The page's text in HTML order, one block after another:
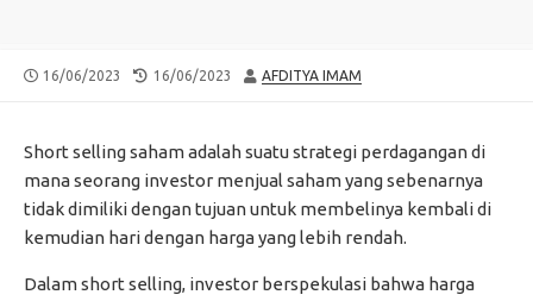
PUBLISHED
16/06/2023
LAST
16/06/2023 AUTHOR
AFDITYA IMAM
Short selling saham adalah suatu strategi perdagangan di
mana seorang investor menjual saham yang sebenarnya
tidak dimiliki dengan tujuan untuk membelinya kembali di
kemudian hari dengan harga yang lebih rendah.
Dalam short selling, investor berspekulasi bahwa harga